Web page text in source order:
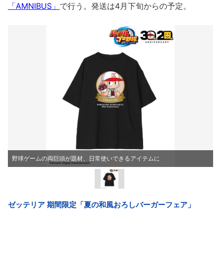
「AMNIBUS」 で行う。発送は4月下旬からの予定。
野球ゲームの両巨頭が題材、日常使いできるアイテムに